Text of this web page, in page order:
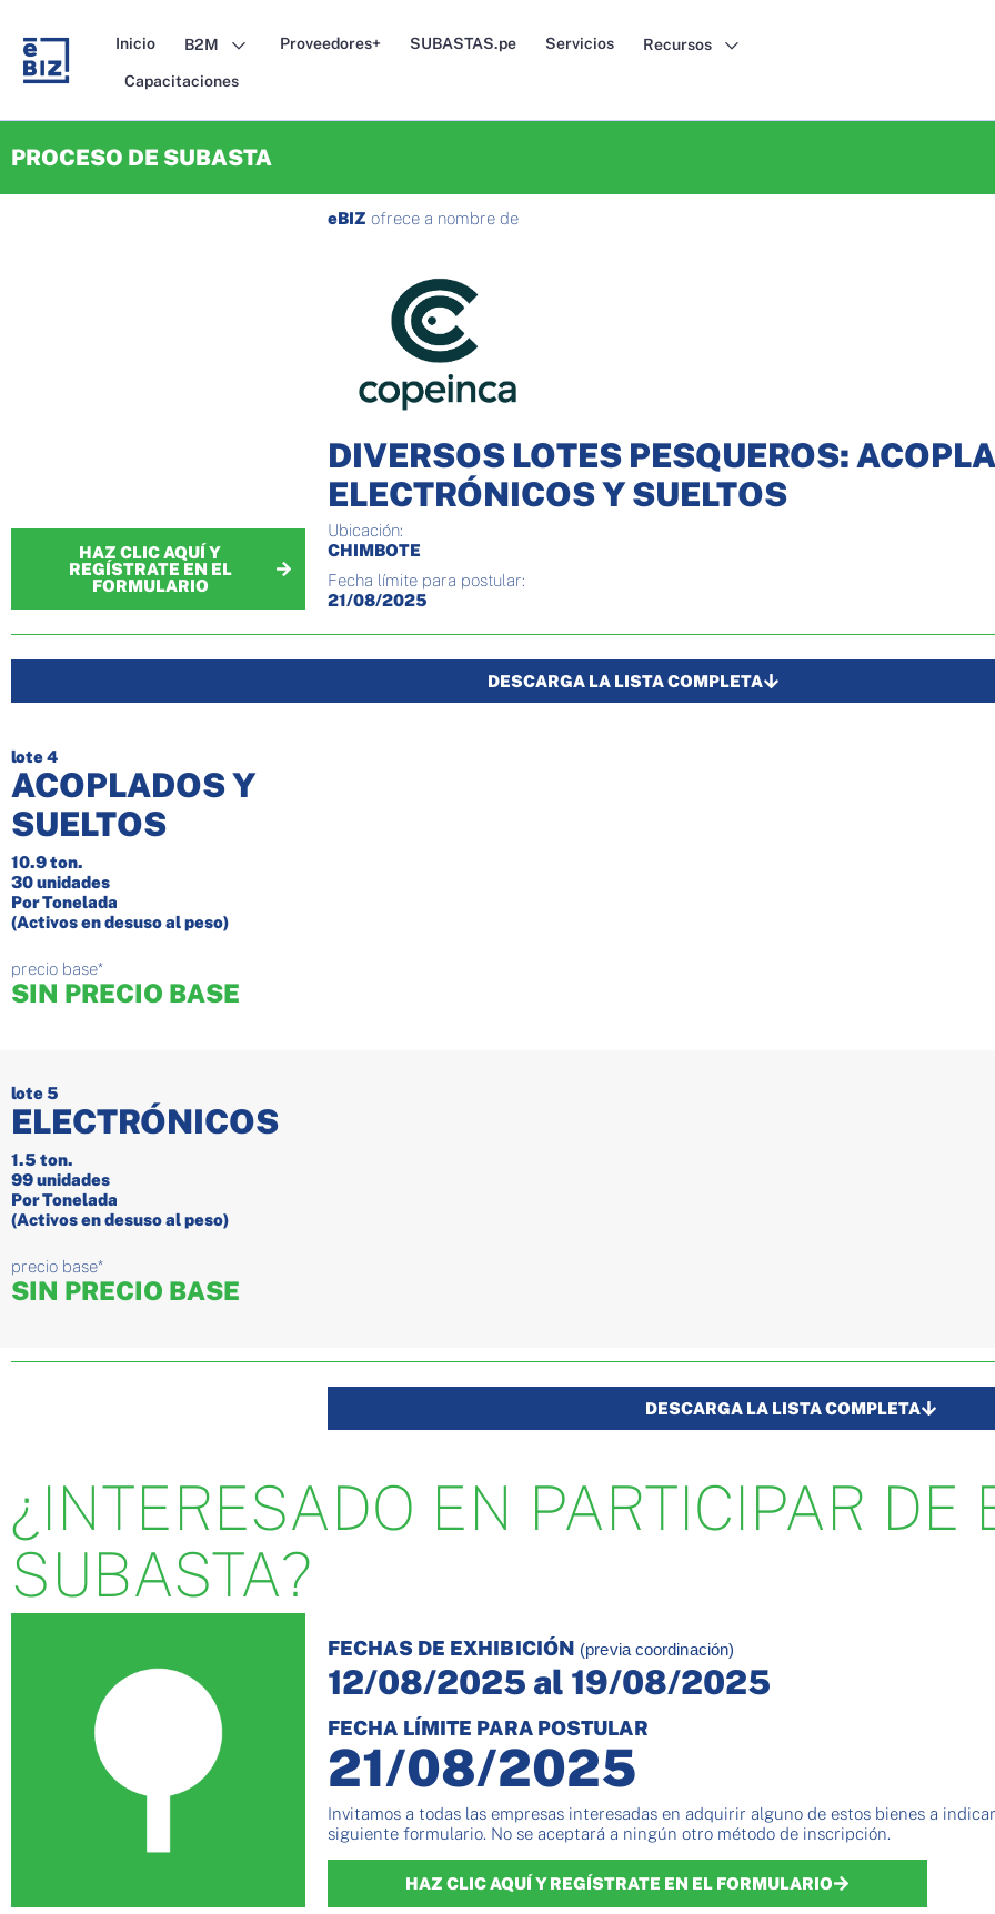
content
Inicio B2M Proveedores+ SUBASTAS.pe Servicios Recursos
Capacitaciones
PROCESO DE SUBASTA
HAZ CLIC AQUÍ Y
REGÍSTRATE EN EL
FORMULARIO
eBIZ ofrece a nombre de
DIVERSOS LOTES PESQUEROS:
ELECTRÓNICOS Y SUELTOS
Ubicación:
CHIMBOTE
Fecha límite para postular:
21/08/2025
DESCARGA LA LISTA COMPLETA
lote 4
ACOPLADOS Y
SUELTOS
10.9 ton.
30unidades
Por Tonelada
(Activos en desuso al peso)
precio base*
SIN PRECIO BASE
lote 5
ELECTRÓNICOS
1.5 ton.
99unidades
Por Tonelada
(Activos en desuso al peso)
precio base*
SIN PRECIO BASE
DESCARGA LA LISTA COMPLETA
¿INTERESADO EN PARTICIPAR DE
SUBASTA?
FECHAS DE EXHIBICIÓN (previa coordinación)
12/08/2025 al 19/08/2025
FECHA LÍMITE PARA POSTULAR
21/08/2025
Invitamos a todas las empresas interesadas en adquirir alguno de estos bienes a
siguiente formulario. No se aceptará a ningún otro método de inscripción.
HAZ CLIC AQUÍ Y REGÍSTRATE EN EL FORMULARIO